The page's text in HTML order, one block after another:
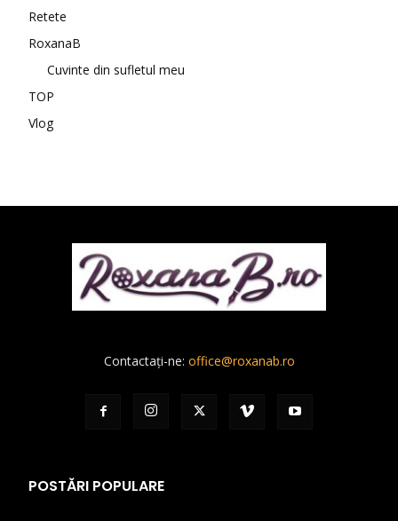
Retete
RoxanaB
Cuvinte din sufletul meu
TOP
Vlog
Contactați-ne: office@roxanab.ro
POSTĂRI POPULARE